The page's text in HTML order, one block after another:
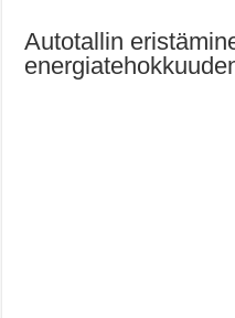
Autotallin